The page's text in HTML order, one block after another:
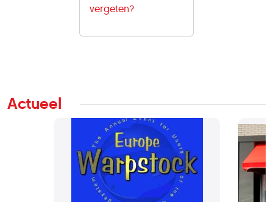
vergeten?
Actueel